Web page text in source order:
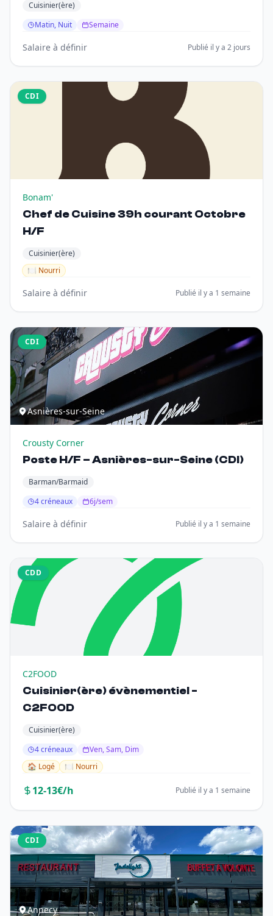
Cuisinier(ère)
Matin, Nuit
Semaine
Salaire à définir Publié il y a 2 jours
CDI
Bonam'
Chef de Cuisine 39h courant Octobre
H/F
Cuisinier(ère)
🍽️ Nourri
Salaire à définir Publié il y a 1 semaine
CDI
Asnières-sur-Seine
Crousty Corner
Poste H/F – Asnières-sur-Seine (CDI)
Barman/Barmaid
4 créneaux
6j/sem
Salaire à définir Publié il y a 1 semaine
CDD
C2FOOD
Cuisinier(ère) évènementiel -
C2FOOD
Cuisinier(ère)
4 créneaux
Ven, Sam, Dim
🏠 Logé
🍽️ Nourri
12-13€/h Publié il y a 1 semaine
CDI
Annecy